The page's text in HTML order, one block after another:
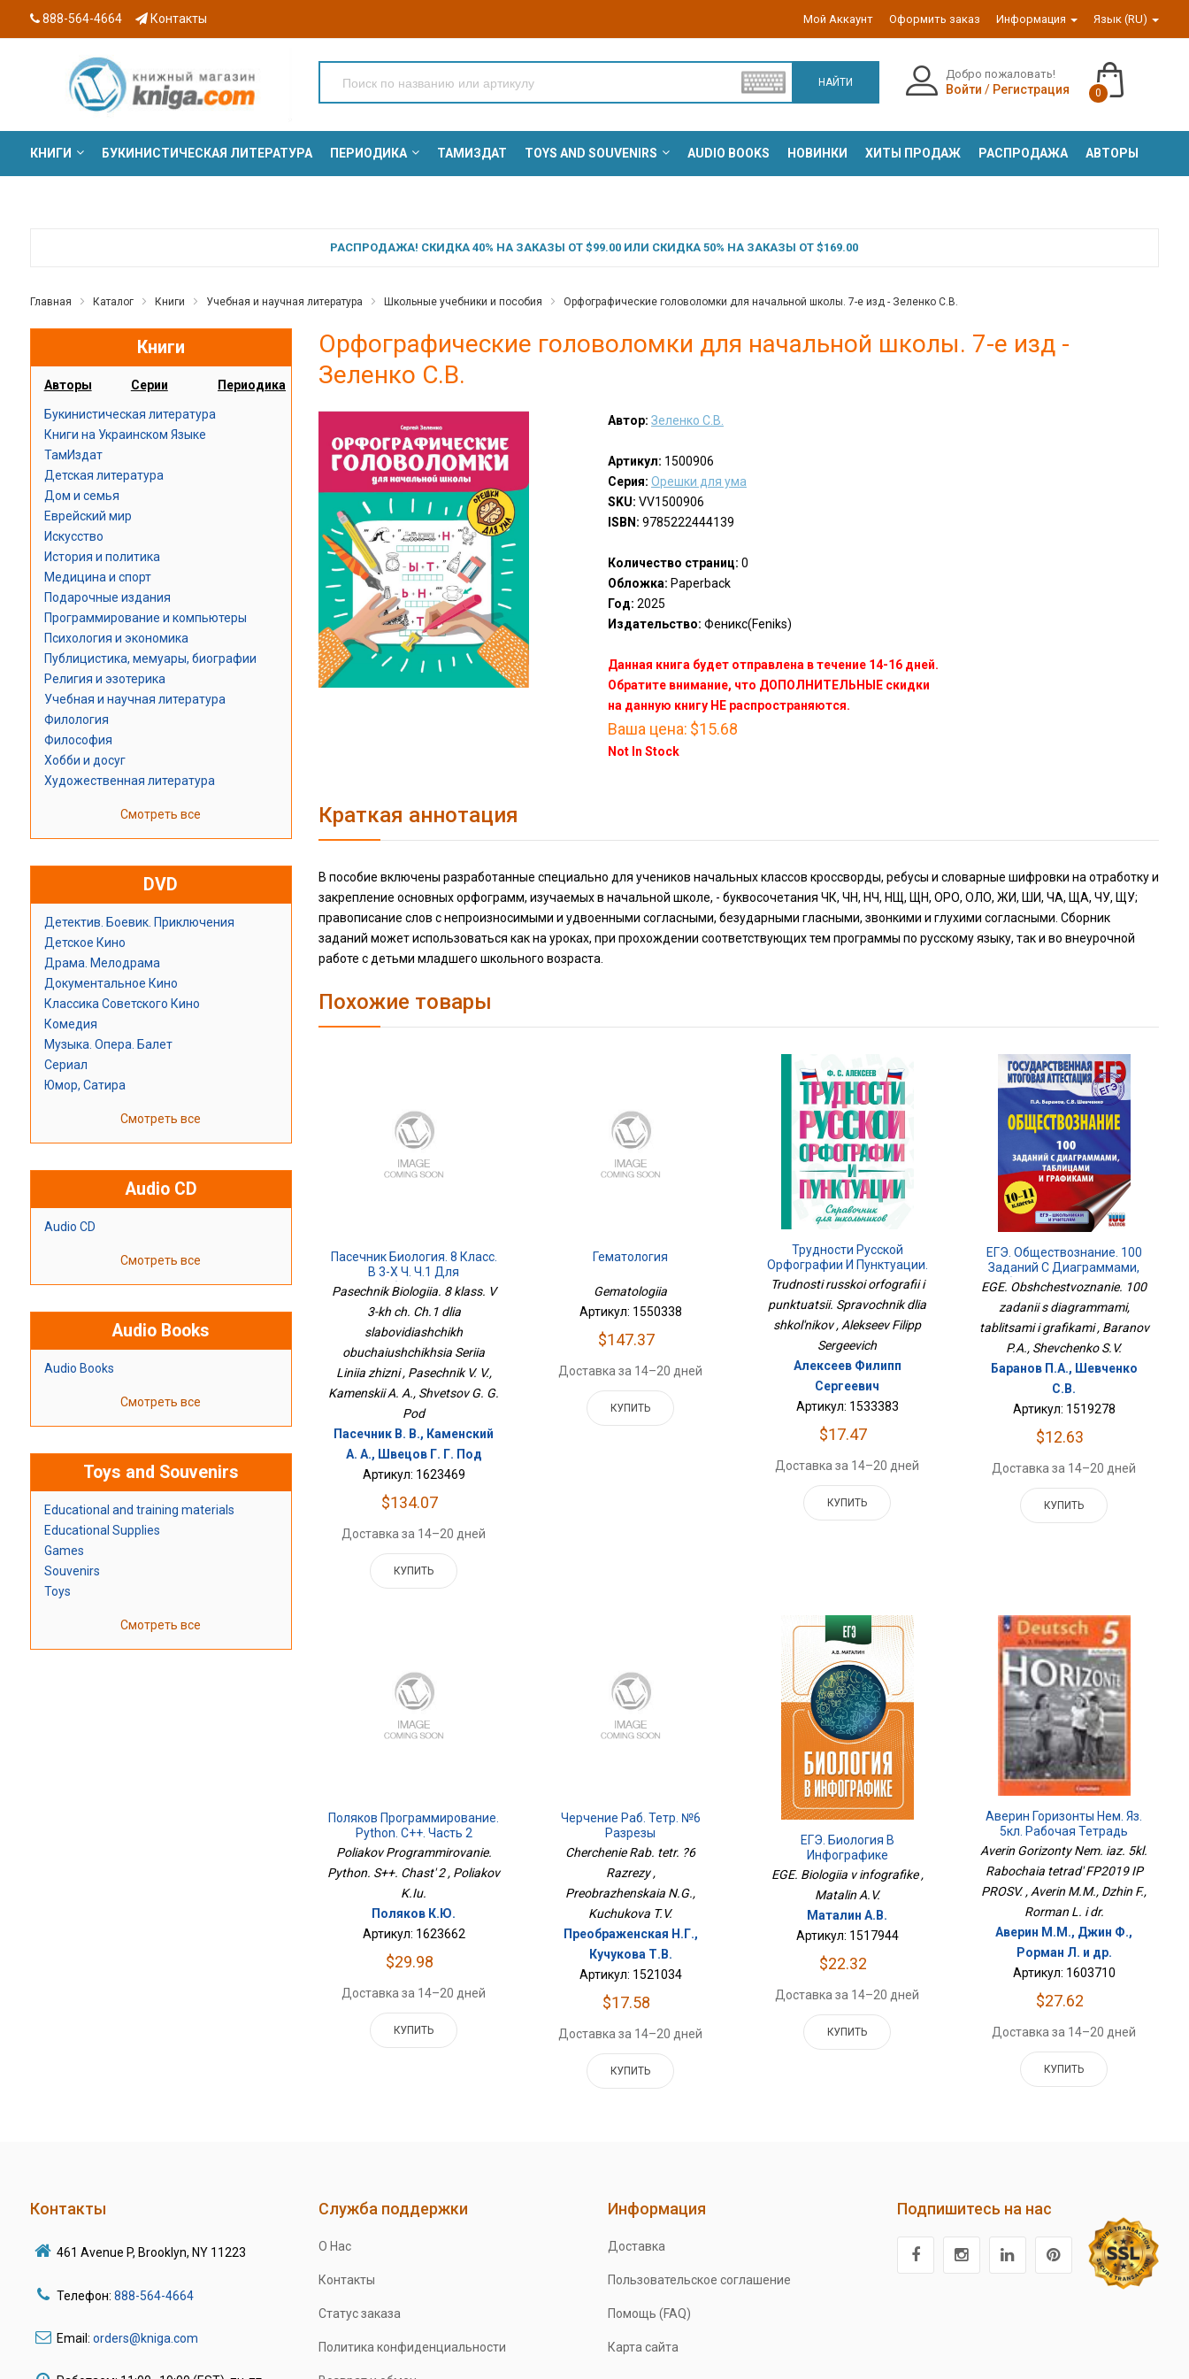
888-564-4664 Контакты Мой Аккаунт Оформить заказ Информация Язык (RU)
НАЙТИ
Добро пожаловать!
Войти / Регистрация 0
КНИГИ БУКИНИСТИЧЕСКАЯ ЛИТЕРАТУРА ПЕРИОДИКА ТАМИЗДАТ TOYS AND SOUVENIRS AUDIO BOOKS НОВИНКИ ХИТЫ ПРОДАЖ РАСПРОДАЖА АВТОРЫ
РАСПРОДАЖА! СКИДКА 40% НА ЗАКАЗЫ ОТ $99.00 ИЛИ СКИДКА 50% НА ЗАКАЗЫ ОТ $169.00
Главная Каталог Книги Учебная и научная литература Школьные учебники и пособия Орфографические головоломки для начальной школы. 7-е изд - Зеленко С.В.
Книги
Авторы Серии Периодика
Букинистическая литература
Книги на Украинском Языке
ТамИздат
Детская литература
Дом и семья
Еврейский мир
Искусство
История и политика
Медицина и спорт
Подарочные издания
Программирование и компьютеры
Психология и экономика
Публицистика, мемуары, биографии
Религия и эзотерика
Учебная и научная литература
Филология
Философия
Хобби и досуг
Художественная литература
Смотреть все
DVD
Детектив. Боевик. Приключения
Детское Кино
Драма. Мелодрама
Документальное Кино
Классика Советского Кино
Комедия
Музыка. Опера. Балет
Сериал
Юмор, Сатира
Смотреть все
Audio CD
Audio CD
Смотреть все
Audio Books
Audio Books
Смотреть все
Toys and Souvenirs
Educational and training materials
Educational Supplies
Games
Souvenirs
Toys
Смотреть все
Орфографические головоломки для начальной школы. 7-е изд -
Зеленко С.В.
Автор: Зеленко С.В.
Артикул: 1500906
Серия: Орешки для ума
SKU: VV1500906
ISBN: 9785222444139
Количество страниц: 0
Обложка: Paperback
Год: 2025
Издательство: Феникс(Feniks)
Данная книга будет отправлена в течение 14-16 дней.
Обратите внимание, что ДОПОЛНИТЕЛЬНЫЕ скидки
на данную книгу НЕ распространяются.
Ваша цена: $15.68
Not In Stock
Краткая аннотация
В пособие включены разработанные специально для учеников начальных классов кроссворды, ребусы и словарные шифровки на отработку и
закрепление основных орфограмм, изучаемых в начальной школе, - буквосочетания ЧК, ЧН, НЧ, НЩ, ЩН, ОРО, ОЛО, ЖИ, ШИ, ЧА, ЩА, ЧУ, ЩУ;
правописание слов с непроизносимыми и удвоенными согласными, безударными гласными, звонкими и глухими согласными. Сборник
заданий может использоваться как на уроках, при прохождении соответствующих тем программы по русскому языку, так и во внеурочной
работе с детьми младшего школьного возраста.
Похожие товары
Пасечник Биология. 8 Класс.
В 3-Х Ч. Ч.1 Для
Слабовидящих
Обучающихся Серия Линия
Жизни
Pasechnik Biologiia. 8 klass. V
3-kh ch. Ch.1 dlia
slabovidiashchikh
obuchaiushchikhsia Seriia
Liniia zhizni , Pasechnik V. V.,
Kamenskii A. A., Shvetsov G. G.
Pod
Пасечник В. В., Каменский
А. А., Швецов Г. Г. Под
Артикул: 1623469
$134.07
Доставка за 14–20 дней
КУПИТЬ
Гематология
Gematologiia
Артикул: 1550338
$147.37
Доставка за 14–20 дней
КУПИТЬ
Трудности Русской
Орфографии И Пунктуации.
Справочник Для
Trudnosti russkoi orfografii i
punktuatsii. Spravochnik dlia
shkol'nikov , Alekseev Filipp
Sergeevich
Алексеев Филипп
Сергеевич
Артикул: 1533383
$17.47
Доставка за 14–20 дней
КУПИТЬ
ЕГЭ. Обществознание. 100
Заданий С Диаграммами,
Таблицами И Графиками
EGE. Obshchestvoznanie. 100
zadanii s diagrammami,
tablitsami i grafikami , Baranov
P.A., Shevchenko S.V.
Баранов П.А., Шевченко
С.В.
Артикул: 1519278
$12.63
Доставка за 14–20 дней
КУПИТЬ
Поляков Программирование.
Python. С++. Часть 2
Poliakov Programmirovanie.
Python. S++. Chast' 2 , Poliakov
K.Iu.
Поляков К.Ю.
Артикул: 1623662
$29.98
Доставка за 14–20 дней
КУПИТЬ
Черчение Раб. Тетр. №6
Разрезы
Cherchenie Rab. tetr. ?6
Razrezy ,
Preobrazhenskaia N.G.,
Kuchukova T.V.
Преображенская Н.Г.,
Кучукова Т.В.
Артикул: 1521034
$17.58
Доставка за 14–20 дней
КУПИТЬ
ЕГЭ. Биология В
Инфографике
EGE. Biologiia v infografike ,
Matalin A.V.
Маталин А.В.
Артикул: 1517944
$22.32
Доставка за 14–20 дней
КУПИТЬ
Аверин Горизонты Нем. Яз.
5кл. Рабочая Тетрадь
ФП2019 ИП ПРОСВ.
Averin Gorizonty Nem. iaz. 5kl.
Rabochaia tetrad' FP2019 IP
PROSV. , Averin M.M., Dzhin F.,
Rorman L. i dr.
Аверин М.М., Джин Ф.,
Рорман Л. и др.
Артикул: 1603710
$27.62
Доставка за 14–20 дней
КУПИТЬ
Контакты
461 Avenue P, Brooklyn, NY 11223
Телефон: 888-564-4664
Email: orders@kniga.com
Служба поддержки
О Нас
Контакты
Статус заказа
Политика конфиденциальности
Информация
Доставка
Пользовательское соглашение
Помощь (FAQ)
Карта сайта
Подпишитесь на нас